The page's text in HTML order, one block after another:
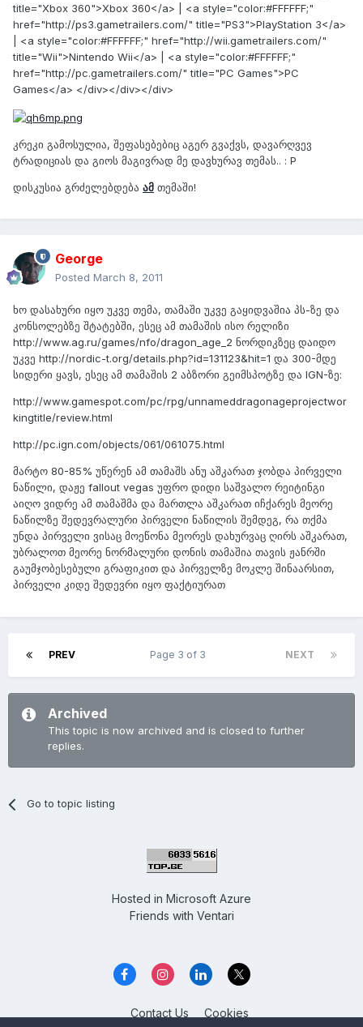
title="Xbox 360">Xbox 360</a> | <a style="color:#FFFFFF;"
href="http://ps3.gametrailers.com/" title="PS3">PlayStation 3</a>
| <a style="color:#FFFFFF;" href="http://wii.gametrailers.com/"
title="Wii">Nintendo Wii</a> | <a style="color:#FFFFFF;"
href="http://pc.gametrailers.com/" title="PC Games">PC
Games</a> </div></div></div>
კრეკი გამოსულია, შეფასებებიც აგერ გვაქვს, დავარღვევ
ტრადიციას და გიოს მაგივრად მე დავხურავ თემას.. : P
დისკუსია გრძელებდება ამ თემაში!
George
Posted March 8, 2011
ხო დასახური იყო უკვე თემა, თამაში უკვე გაყიდვაშია პს-ზე და
კონსოლებზე შტატებში, ესეც ამ თამაშის ისო რელიზი
http://www.ag.ru/games/nfo/dragon_age_2 ნორდიკზეც დაიდო
უკვე http://nordic-t.org/details.php?id=131123&hit=1 და 300-მდე
სიდერი ყავს, ესეც ამ თამაშის 2 აბზორი გეიმსპოტზე და IGN-ზე:
http://www.gamespot.com/pc/rpg/unnameddragonageprojectwor
kingtitle/review.html
http://pc.ign.com/objects/061/061075.html
მარტო 80-85% უწერენ ამ თამაშს ანუ აშკარათ ჯობდა პირველი
ნაწილი, დაჟე fallout vegas უფრო დიდი საშვალო რეიტინგი
აიღო ვიდრე ამ თამაშმა და მართლა აშკარათ იჩქარეს მეორე
ნაწილზე შედევრალური პირველი ნაწილის შემდეგ, რა თქმა
უნდა პირველი ვისაც მოეწონა მეორეს დახურვაც ღირს აშკარათ,
უბრალოთ მეორე ნორმალური დონის თამაშია თავის ჟანრში
გაუმჯობესებული გრაფიკით და პირველზე მოკლე შინაარსით,
პირველი კიდე შედევრი იყო ფაქტიურათ
PREV NEXT
Page 3 of 3
Archived
This topic is now archived and is closed to further
replies.
Go to topic listing
Hosted in Microsoft Azure
Friends with Ventari
Contact Us Cookies